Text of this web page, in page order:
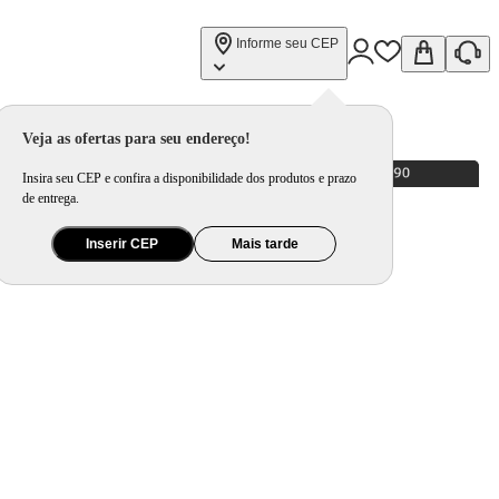
Informe seu CEP
Veja as ofertas para seu endereço!
Insira seu CEP e confira a disponibilidade dos produtos e prazo
de entrega.
Inserir CEP Mais tarde